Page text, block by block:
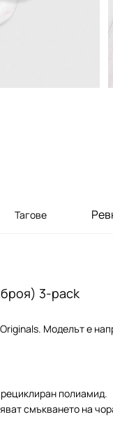
Тагове
3-pack
Моделът е
полиамид.
смъкването на